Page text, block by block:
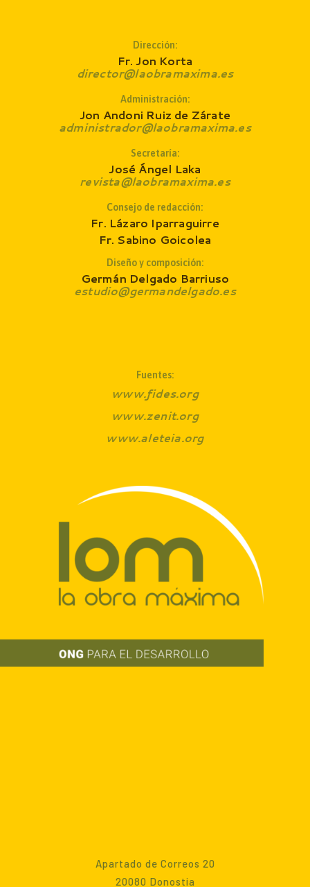
Dirección:
Fr. Jon Korta
director@laobramaxima.es
Administración:
Jon Andoni Ruiz de Zárate
administrador@laobramaxima.es
Secretaría:
José Ángel Laka
revista@laobramaxima.es
Consejo de redacción:
Fr. Lázaro Iparraguirre
Fr. Sabino Goicolea
Diseño y composición:
Germán Delgado Barriuso
estudio@germandelgado.es
Fuentes:
www.fides.org
www.zenit.org
www.aleteia.org
Apartado de Correos 20
20080 Donostia